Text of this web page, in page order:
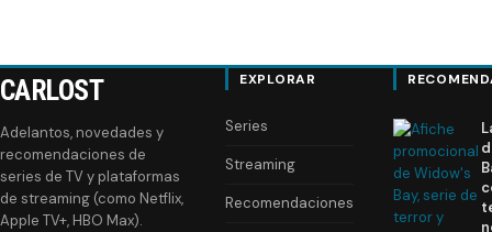
CARLOST
Adelantos, novedades y
recomendaciones de
series de TV y plataformas
de streaming (como Netflix,
Apple TV+, HBO Max).
EXPLORAR
Series
Streaming
Recomendaciones